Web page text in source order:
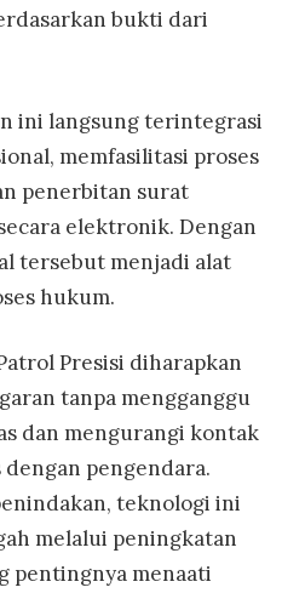
bukti dari
ini langsung terintegrasi
memfasilitasi proses
penerbitan surat
elektronik. Dengan
tersebut menjadi alat
hukum.
Presisi diharapkan
tanpa mengganggu
dan mengurangi kontak
pengendara.
teknologi ini
melalui peningkatan
pentingnya menaati